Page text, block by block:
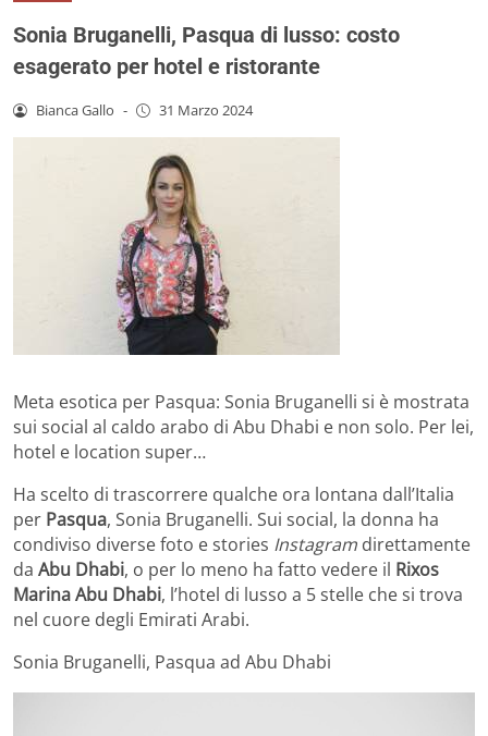
Sonia Bruganelli, Pasqua di lusso: costo
esagerato per hotel e ristorante
Bianca Gallo - 31 Marzo 2024
Meta esotica per Pasqua: Sonia Bruganelli si è mostrata
sui social al caldo arabo di Abu Dhabi e non solo. Per lei,
hotel e location super…
Ha scelto di trascorrere qualche ora lontana dall’Italia
per Pasqua, Sonia Bruganelli. Sui social, la donna ha
condiviso diverse foto e stories Instagram direttamente
da Abu Dhabi, o per lo meno ha fatto vedere il Rixos
Marina Abu Dhabi, l’hotel di lusso a 5 stelle che si trova
nel cuore degli Emirati Arabi.
Sonia Bruganelli, Pasqua ad Abu Dhabi